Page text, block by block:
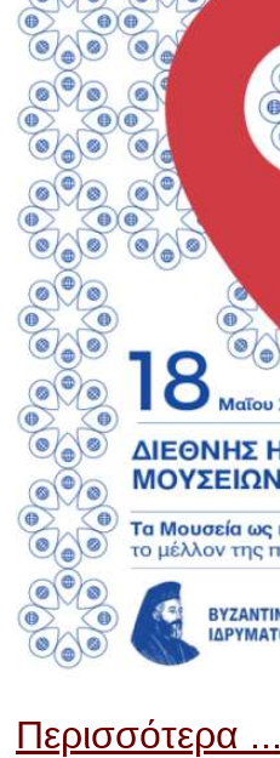
Περισσότερα ...